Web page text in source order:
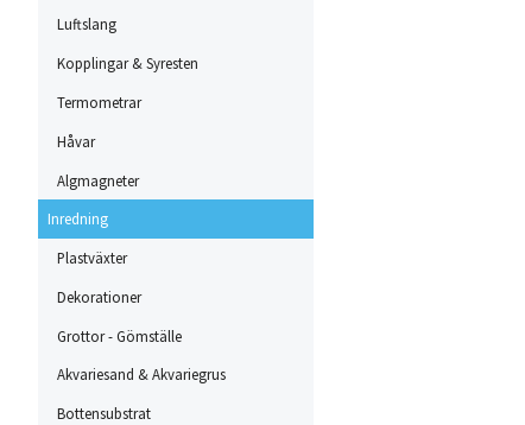
Luftslang
Kopplingar & Syresten
Termometrar
Håvar
Algmagneter
Inredning
Plastväxter
Dekorationer
Grottor - Gömställe
Akvariesand & Akvariegrus
Bottensubstrat